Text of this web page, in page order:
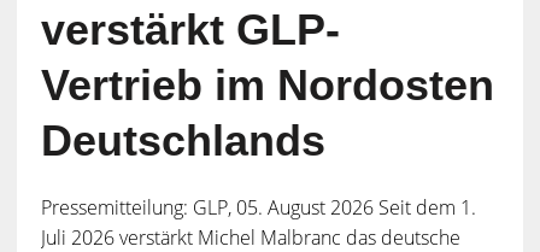
verstärkt GLP-
Vertrieb im Nordosten
Deutschlands
Pressemitteilung: GLP, 05. August 2026 Seit dem 1.
Juli 2026 verstärkt Michel Malbranc das deutsche